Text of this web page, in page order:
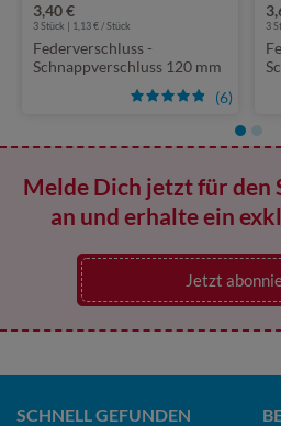
(6)
3,40 €
3 Stück | 1,13 € / Stück
Federverschluss -
Schnappverschluss 120 mm
3
Melde Dich jetzt für den
an und erhalte ein
Jetzt
SCHNELL GEFUNDEN